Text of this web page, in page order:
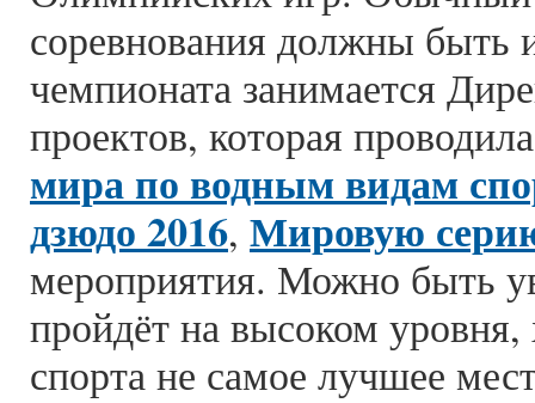
соревнования должны быть
чемпионата занимается
проектов, которая
мира по водным видам
дзюдо 2016, Мировую
мероприятия. Можно быть
пройдёт на высоком уровня,
спорта не самое лучшее